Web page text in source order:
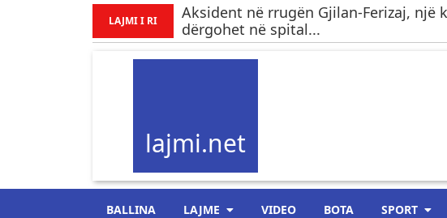
LAJMI I RI
Aksident në rrugën Gjilan-Ferizaj,
dërgohet në spital...
lajmi.net
BALLINA LAJME VIDEO BOTA SPORT